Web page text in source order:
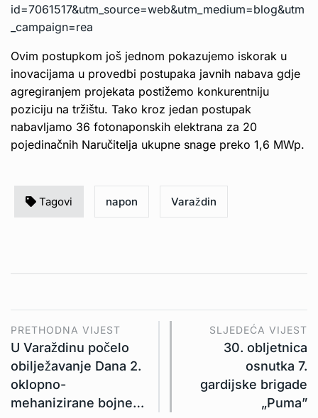
id=7061517&utm_source=web&utm_medium=blog&utm
_campaign=rea
Ovim postupkom još jednom pokazujemo iskorak u
inovacijama u provedbi postupaka javnih nabava gdje
agregiranjem projekata postižemo konkurentniju
poziciju na tržištu. Tako kroz jedan postupak
nabavljamo 36 fotonaponskih elektrana za 20
pojedinačnih Naručitelja ukupne snage preko 1,6 MWp.
Tagovi napon Varaždin
PRETHODNA VIJEST
U Varaždinu počelo
obilježavanje Dana 2.
oklopno-
mehanizirane bojne…
SLJEDEĆA VIJEST
30. obljetnica
osnutka 7.
gardijske brigade
„Puma”